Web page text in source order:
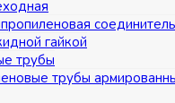
гайкой
трубы
трубы